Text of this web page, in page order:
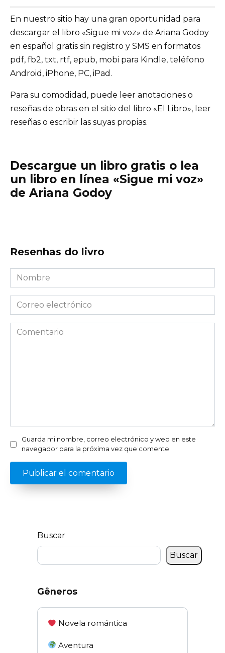
En nuestro sitio hay una gran oportunidad para
descargar el libro «Sigue mi voz» de Ariana Godoy
en español gratis sin registro y SMS en formatos
pdf, fb2, txt, rtf, epub, mobi para Kindle, teléfono
Android, iPhone, PC, iPad.
Para su comodidad, puede leer anotaciones o
reseñas de obras en el sitio del libro «El Libro», leer
reseñas o escribir las suyas propias.
Descargue un libro gratis o lea
un libro en línea «Sigue mi voz»
de Ariana Godoy
Resenhas do livro
Nombre
*
Correo
electrónico
*Comentario
Guarda mi nombre, correo electrónico y web en este
navegador para la próxima vez que comente.
Buscar
Buscar
Gêneros
Novela romántica
Aventura